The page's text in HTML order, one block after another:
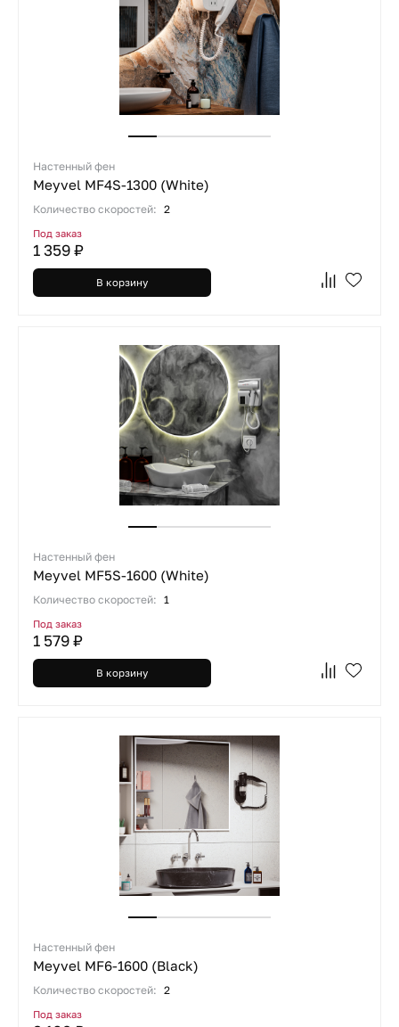
Настенный фен
Meyvel MF4S-1300 (White)
Количество скоростей: 2
Под заказ
1 359 ₽
В корзину
Настенный фен
Meyvel MF5S-1600 (White)
Количество скоростей: 1
Под заказ
1 579 ₽
В корзину
Настенный фен
Meyvel MF6-1600 (Black)
Количество скоростей: 2
Под заказ